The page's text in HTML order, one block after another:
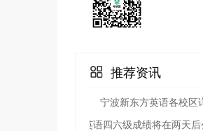
推荐资讯
宁波新东方英语各校区
英语四六级成绩将在两天